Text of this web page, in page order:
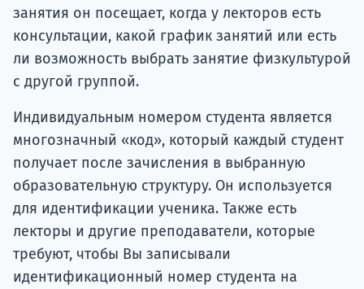
занятия он посещает, когда у лекторов есть
консультации, какой график занятий или есть
ли возможность выбрать занятие физкультурой
с другой группой.
Индивидуальным номером студента является
многозначный «код», который каждый студент
получает после зачисления в выбранную
образовательную структуру. Он используется
для идентификации ученика. Также есть
лекторы и другие преподаватели, которые
требуют, чтобы Вы записывали
идентификационный номер студента на